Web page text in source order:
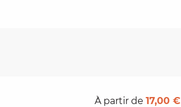
À partir de17,00 €